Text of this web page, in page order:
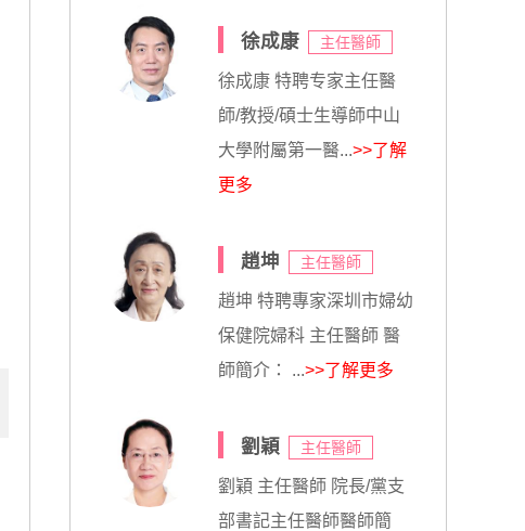
徐成康 主任醫師
徐成康 特聘专家主任醫
師/教授/碩士生導師中山
大學附屬第一醫...>>了解
更多
趙坤 主任醫師
趙坤 特聘專家深圳市婦幼
保健院婦科 主任醫師 醫
師簡介： ...>>了解更多
劉穎 主任醫師
劉穎 主任醫師 院長/黨支
部書記主任醫師醫師簡